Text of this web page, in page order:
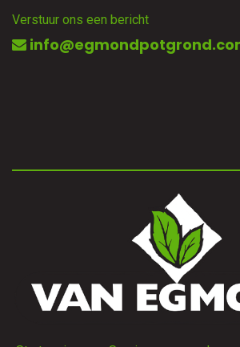
Verstuur ons een bericht